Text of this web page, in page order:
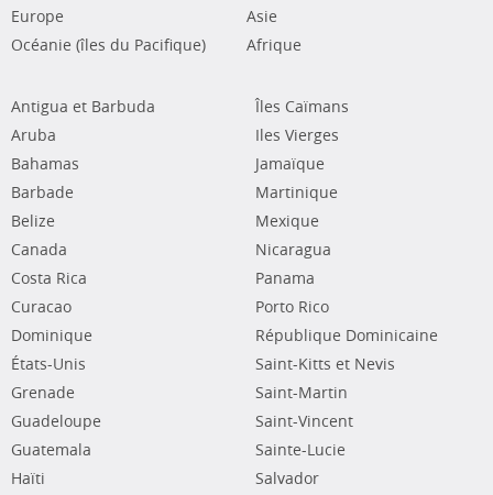
Europe
Asie
Océanie (îles du Pacifique)
Afrique
Antigua et Barbuda
Aruba
Bahamas
Barbade
Belize
Canada
Costa Rica
Curacao
Dominique
États-Unis
Grenade
Guadeloupe
Guatemala
Haïti
Îles Caïmans
Iles Vierges
Jamaïque
Martinique
Mexique
Nicaragua
Panama
Porto Rico
République Dominicaine
Saint-Kitts et Nevis
Saint-Martin
Saint-Vincent
Sainte-Lucie
Salvador